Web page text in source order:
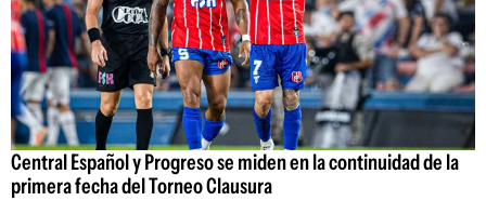
Central Español y Progreso se miden en la continuidad de la
primera fecha del Torneo Clausura